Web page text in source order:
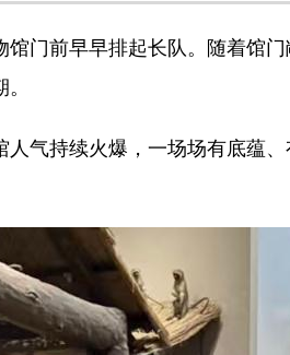
前早早排起长队。随着馆门
持续火爆，一场场有底蕴、